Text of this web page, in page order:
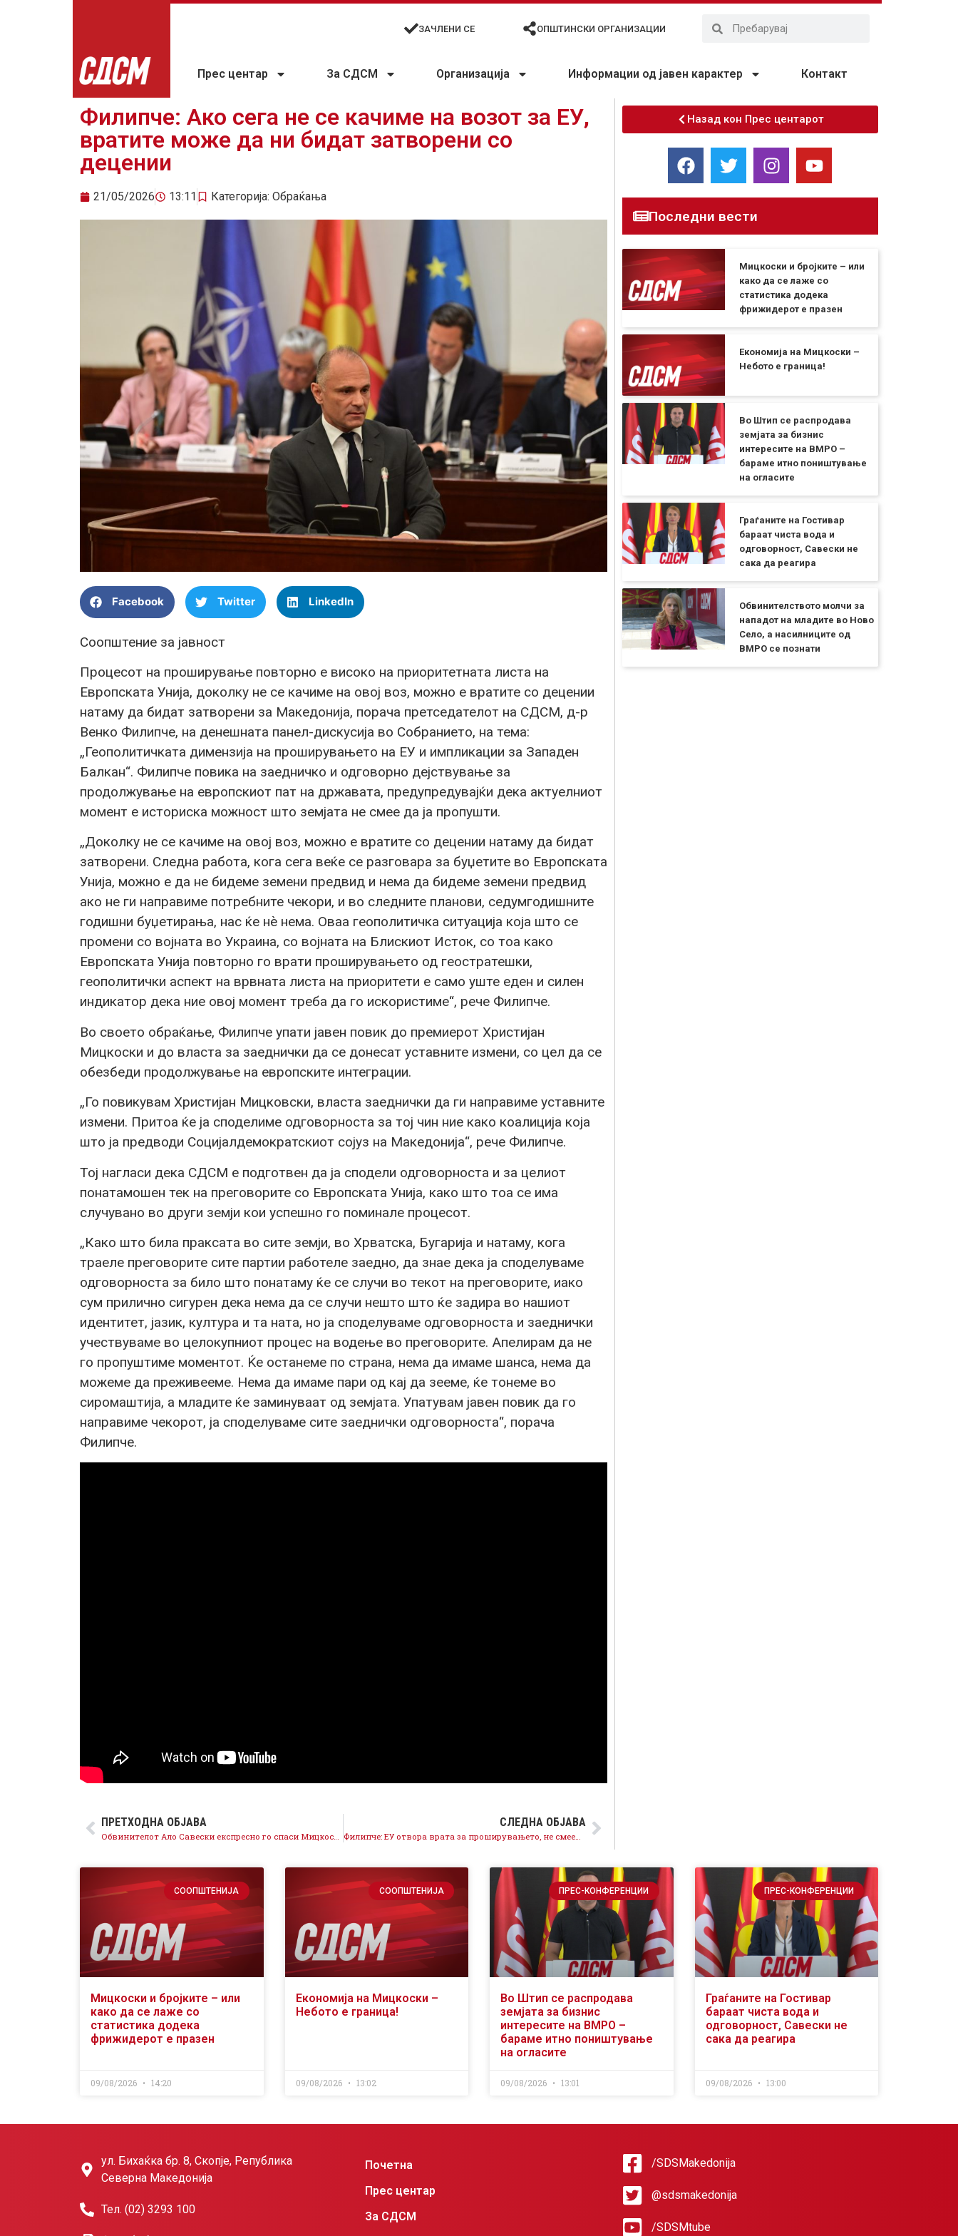
ЗАЧЛЕНИ СЕ ОПШТИНСКИ ОРГАНИЗАЦИИ
Прес центар За СДСМ Организација Информации од јавен карактер Контакт
Филипче: Ако сега не се качиме на возот за ЕУ,
вратите може да ни бидат затворени со
децении
21/05/2026 13:11 Категорија: Обраќања
Facebook Twitter LinkedIn
Соопштение за јавност
Процесот на проширување повторно е високо на приоритетната листа на
Европската Унија, доколку не се качиме на овој воз, можно е вратите со децении
натаму да бидат затворени за Македонија, порача претседателот на СДСМ, д-р
Венко Филипче, на денешната панел-дискусија во Собранието, на тема:
„Геополитичката димензија на проширувањето на ЕУ и импликации за Западен
Балкан“. Филипче повика на заедничко и одговорно дејствување за
продолжување на европскиот пат на државата, предупредувајќи дека актуелниот
момент е историска можност што земјата не смее да ја пропушти.
„Доколку не се качиме на овој воз, можно е вратите со децении натаму да бидат
затворени. Следна работа, кога сега веќе се разговара за буџетите во Европската
Унија, можно е да не бидеме земени предвид и нема да бидеме земени предвид
ако не ги направиме потребните чекори, и во следните планови, седумгодишните
годишни буџетирања, нас ќе нѐ нема. Оваа геополитичка ситуација која што се
промени со војната во Украина, со војната на Блискиот Исток, со тоа како
Европската Унија повторно го врати проширувањето од геостратешки,
геополитички аспект на врвната листа на приоритети е само уште еден и силен
индикатор дека ние овој момент треба да го искористиме“, рече Филипче.
Во своето обраќање, Филипче упати јавен повик до премиерот Христијан
Мицкоски и до власта за заеднички да се донесат уставните измени, со цел да се
обезбеди продолжување на европските интеграции.
„Го повикувам Христијан Мицковски, власта заеднички да ги направиме уставните
измени. Притоа ќе ја споделиме одговорноста за тој чин ние како коалиција која
што ја предводи Социјалдемократскиот сојуз на Македонија“, рече Филипче.
Тој нагласи дека СДСМ е подготвен да ја сподели одговорноста и за целиот
понатамошен тек на преговорите со Европската Унија, како што тоа се има
случувано во други земји кои успешно го поминале процесот.
„Како што била праксата во сите земји, во Хрватска, Бугарија и натаму, кога
траеле преговорите сите партии работеле заедно, да знае дека ја споделуваме
одговорноста за било што понатаму ќе се случи во текот на преговорите, иако
сум прилично сигурен дека нема да се случи нешто што ќе задира во нашиот
идентитет, јазик, култура и та ната, но ја споделуваме одговорноста и заеднички
учествуваме во целокупниот процес на водење во преговорите. Апелирам да не
го пропуштиме моментот. Ќе останеме по страна, нема да имаме шанса, нема да
можеме да преживееме. Нема да имаме пари од кај да зееме, ќе тонеме во
сиромаштија, а младите ќе заминуваат од земјата. Упатувам јавен повик да го
направиме чекорот, ја споделуваме сите заеднички одговорноста“, порача
Филипче.
ПРЕТХОДНА ОБЈАВА СЛЕДНА ОБЈАВА
Назад кон Прес центарот
Последни вести
Мицкоски и бројките – или
како да се лаже со
статистика додека
фрижидерот е празен
Економија на Мицкоски –
Небото е граница!
Во Штип се распродава
земјата за бизнис
интересите на ВМРО –
бараме итно поништување
на огласите
Граѓаните на Гостивар
бараат чиста вода и
одговорност, Савески не
сака да реагира
Обвинителството молчи за
нападот на младите во Ново
Село, а насилниците од
ВМРО се познати
СООПШТЕНИЈА
Мицкоски и бројките – или
како да се лаже со
статистика додека
фрижидерот е празен
09/08/2026 14:20
СООПШТЕНИЈА
Економија на Мицкоски –
Небото е граница!
09/08/2026 13:02
ПРЕС-КОНФЕРЕНЦИИ
Во Штип се распродава
земјата за бизнис
интересите на ВМРО –
бараме итно поништување
на огласите
09/08/2026 13:01
ПРЕС-КОНФЕРЕНЦИИ
Граѓаните на Гостивар
бараат чиста вода и
одговорност, Савески не
сака да реагира
09/08/2026 13:00
ул. Бихаќка бр. 8, Скопје, Република
Северна Македонија
Тел. (02) 3293 100
Почетна
Прес центар
За СДСМ
/SDSMakedonija
@sdsmakedonija
/SDSMtube